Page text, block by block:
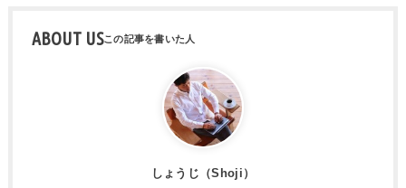
ABOUT US
しょうじ（Shoji）